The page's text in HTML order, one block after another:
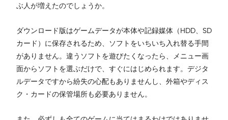
ぶ人が増えたのでしょうか。
ダウンロード版はゲームデータが本体や記録媒体（HDD、SD
カード）に保存されるため、ソフトをいちいち入れ替る手間
がありません。違うソフトを遊びたくなったら、メニュー画
面からソフトを選ぶだけで、すぐにはじめられます。デジタ
ルデータですから紛失の心配もありませんし、外箱やディス
ク・カードの保管場所も必要ありません。